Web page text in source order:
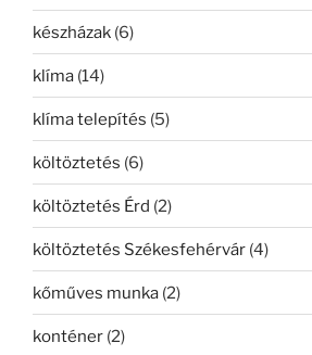
készházak (6)
klíma (14)
klíma telepítés (5)
költöztetés (6)
költöztetés Érd (2)
költöztetés Székesfehérvár (4)
kőműves munka (2)
konténer (2)